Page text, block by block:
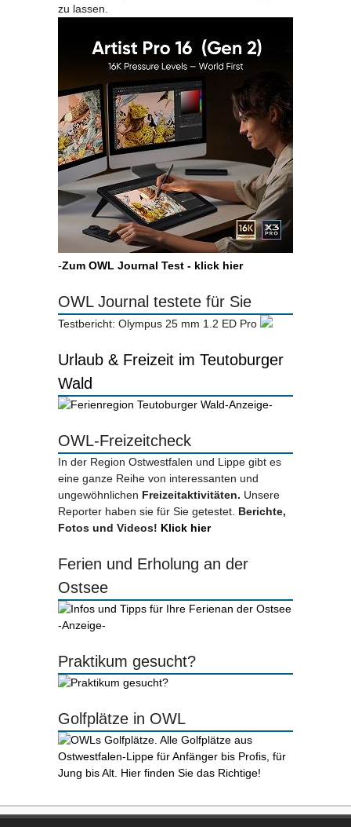
zu lassen.
-Zum OWL Journal Test - klick hier
OWL Journal testete für Sie
Testbericht: Olympus 25 mm 1.2 ED Pro
Urlaub & Freizeit im Teutoburger
Wald
-Anzeige-
OWL-Freizeitcheck
In der Region Ostwestfalen und Lippe gibt es
eine ganze Reihe von interessanten und
ungewöhnlichen Freizeitaktivitäten. Unsere
Reporter haben sie für Sie getestet. Berichte,
Fotos und Videos! Klick hier
Ferien und Erholung an der
Ostsee
-Anzeige-
Praktikum gesucht?
Golfplätze in OWL